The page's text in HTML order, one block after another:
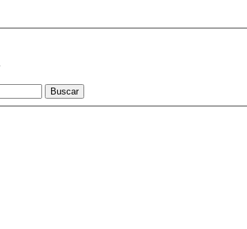
Buscar